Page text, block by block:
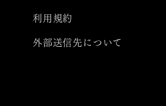
利用規約
外部送信先について